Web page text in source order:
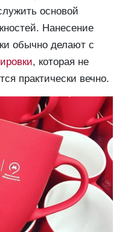
основой
Нанесение
обычно делают с
, которая не
практически вечно.